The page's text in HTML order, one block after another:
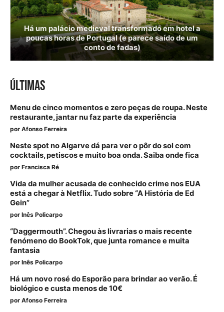
Há um palácio medieval transformado em hotel a
poucas horas de Portugal (e parece saído de um
conto de fadas)
ÚLTIMAS
Menu de cinco momentos e zero peças de roupa. Neste
restaurante, jantar nu faz parte da experiência
por Afonso Ferreira
Neste spot no Algarve dá para ver o pôr do sol com
cocktails, petiscos e muito boa onda. Saiba onde fica
por Francisca Ré
Vida da mulher acusada de conhecido crime nos EUA
está a chegar à Netflix. Tudo sobre “A História de Ed
Gein”
por Inês Policarpo
“Daggermouth”. Chegou às livrarias o mais recente
fenómeno do BookTok, que junta romance e muita
fantasia
por Inês Policarpo
Há um novo rosé do Esporão para brindar ao verão. É
biológico e custa menos de 10€
por Afonso Ferreira